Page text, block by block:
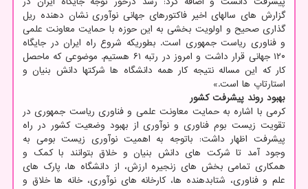
گزارش های سالهای اخیر فاکتورهای جهانی نوآوری نشان دهنده ریل
گذاری صحیح و اولویت بخشی به این حوزه با حمایت معاونت علمی
و فناوری ریاست جمهوری است. بطوریکه شروع راه ایران در جایگاه
۱۲۰ جهانی قرار داشت و امروز در رتبه ۶۱ هستیم. موضوعی که ماحصل
کار که این مساله نتیجه کار همه دانشگاه ها شرکتها دانش بنیان و
استارتاپ ها است.»
بهبود روند پیشرفت کشور
کرمی با اشاره به حمایت معاونت علمی و فناوری ریاست جمهوری در
تقویت زیست بوم فناوری و نوآوری از بهبود وضعیت کشور در راه
پیشرفت اظهار داشت: باتوجه به اهمیت نوآوری زیست بومی به
وجود آمد تا شرکت های دانش بنیان و خلاق بتوانند با کمک و
همکاری تمامی بخش های زنجیره ارزش، از دانشگاه ها، پارک های
علم و فناوری، شتابدهنده ها، کارخانه های نوآوری، خانه ها خلاق و